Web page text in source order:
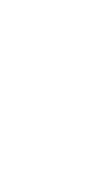
NA NOVOM